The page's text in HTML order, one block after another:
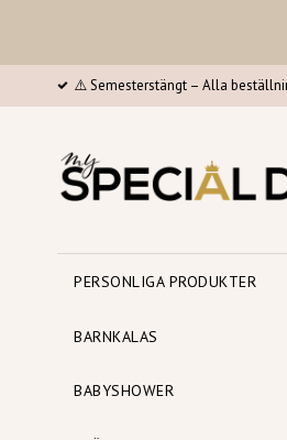
⚠️ Semesterstängt – Alla
PERSONLIGA PRODUKTER
BARNKALAS
BABYSHOWER